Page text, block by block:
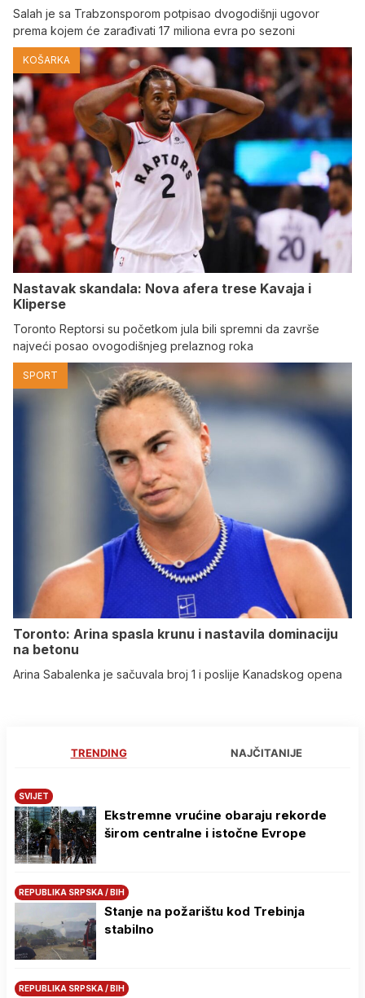
Salah je sa Trabzonsporom potpisao dvogodišnji ugovor
prema kojem će zarađivati 17 miliona evra po sezoni
KOŠARKA
Nastavak skandala: Nova afera trese Kavaja i
Kliperse
Toronto Reptorsi su početkom jula bili spremni da završe
najveći posao ovogodišnjeg prelaznog roka
SPORT
Toronto: Arina spasla krunu i nastavila dominaciju
na betonu
Arina Sabalenka je sačuvala broj 1 i poslije Kanadskog opena
TRENDING NAJČITANIJE
SVIJET
Ekstremne vrućine obaraju rekorde
širom centralne i istočne Evrope
REPUBLIKA SRPSKA / BIH
Stanje na požarištu kod Trebinja
stabilno
REPUBLIKA SRPSKA / BIH